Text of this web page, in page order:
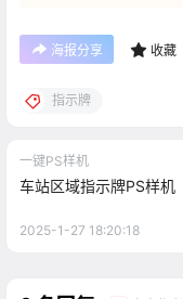
海报分享 收藏
指示牌
一键PS样机
车站区域指示牌PS样机
2025-1-27 18:20:18